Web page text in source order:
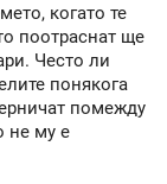
когато те
поотраснат ще
Често ли
понякога
помежду
не му е